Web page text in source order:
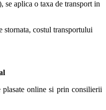
se aplica o taxa de transport in
stornata, costul transportului
online si prin consilierii